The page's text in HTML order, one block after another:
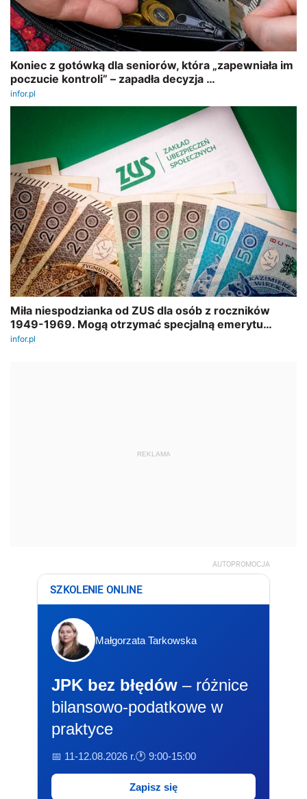
REKLAMA
AUTOPROMOCJA
SZKOLENIE ONLINE
Małgorzata Tarkowska
JPK bez błędów – różnice
bilansowo-podatkowe w
praktyce
📅 11-12.08.2026 r.🕐 9:00-15:00
Zapisz się